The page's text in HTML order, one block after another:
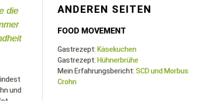
die
und
ANDEREN SEITEN
FOOD MOVEMENT
Gastrezept: Käsekuchen
Gastrezept: Hühnerbrühe
Mein Erfahrungsbericht:SCD und Morbus
Crohn